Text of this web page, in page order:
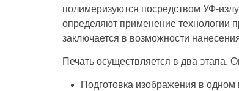
полимеризуются посредством УФ-
определяют применение технологии
заключается в возможности
Печать осуществляется в два этапа.
Подготовка изображения в одном